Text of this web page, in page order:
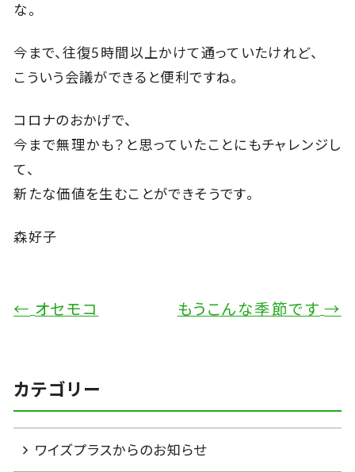
な。
今まで、往復5時間以上かけて通っていたけれど、
こういう会議ができると便利ですね。
コロナのおかげで、
今まで無理かも？と思っていたことにもチャレンジし
て、
新たな価値を生むことができそうです。
森好子
← オセモコ もうこんな季節です →
カテゴリー
ワイズプラスからのお知らせ